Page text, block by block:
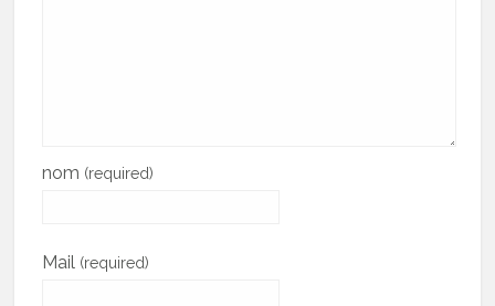
nom (required)
Mail (required)